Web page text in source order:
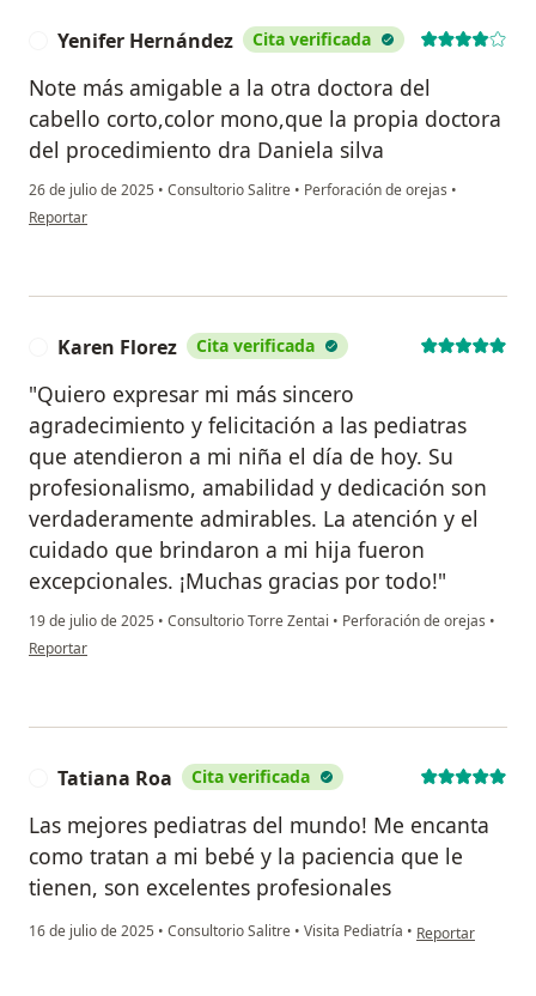
Yenifer Hernández Cita verificada
Note más amigable a la otra doctora del
cabello corto,color mono,que la propia doctora
del procedimiento dra Daniela silva
26 de julio de 2025 • Consultorio Salitre • Perforación de orejas •
en opinión del usuario Yenifer Hernández
Reportar
Karen Florez Cita verificada
"Quiero expresar mi más sincero
agradecimiento y felicitación a las pediatras
que atendieron a mi niña el día de hoy. Su
profesionalismo, amabilidad y dedicación son
verdaderamente admirables. La atención y el
cuidado que brindaron a mi hija fueron
excepcionales. ¡Muchas gracias por todo!"
19 de julio de 2025 • Consultorio Torre Zentai • Perforación de orejas •
en opinión del usuario Karen Florez
Reportar
Tatiana Roa Cita verificada
Las mejores pediatras del mundo! Me encanta
como tratan a mi bebé y la paciencia que le
tienen, son excelentes profesionales
16 de julio de 2025 • Consultorio Salitre • Visita Pediatría • en opinión del
Reportar